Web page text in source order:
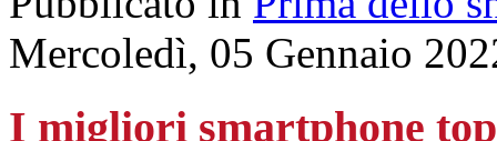
Mercoledì, 05 Gennaio
I migliori smartphone